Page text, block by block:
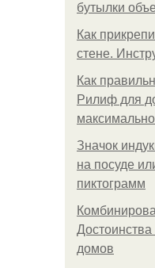
бутылки
Как
стене.
Как
Рилиф для
Значок
на посуде
пиктограмм
домов